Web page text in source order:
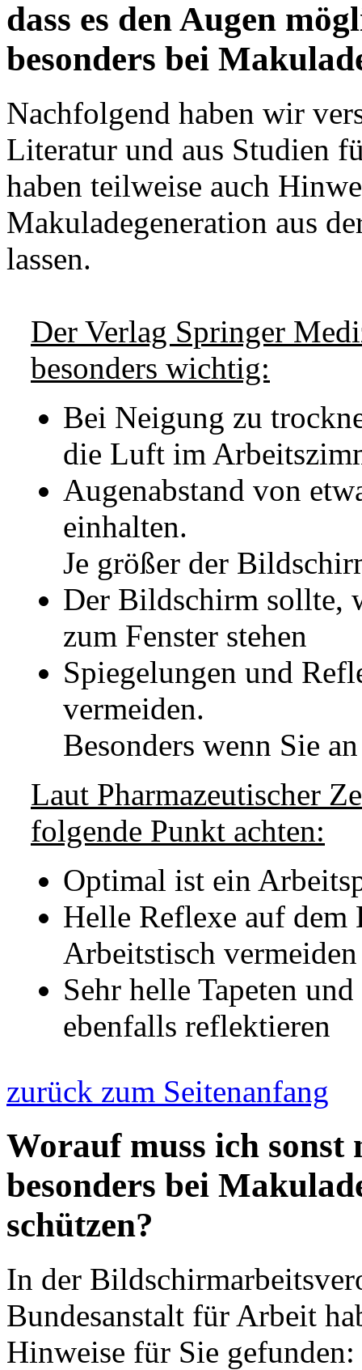
dass es den Augen
besonders bei
Nachfolgend haben wir
Literatur und aus Studien
haben teilweise auch
Makuladegeneration aus
lassen.
Der Verlag Springer
besonders wichtig:
Bei Neigung zu
die Luft im
Augenabstand von
einhalten.
Je größer der
Der Bildschirm sollte,
zum Fenster stehen
Spiegelungen und
vermeiden.
Besonders wenn Sie
Laut Pharmazeutischer
folgende Punkt achten:
Optimal ist ein
Helle Reflexe auf
Arbeitstisch vermeiden
Sehr helle Tapeten
ebenfalls reflektieren
zurück zum Seitenanfang
Worauf muss ich sonst
besonders bei
schützen?
In der
Bundesanstalt für Arbeit
Hinweise für Sie gefunden: